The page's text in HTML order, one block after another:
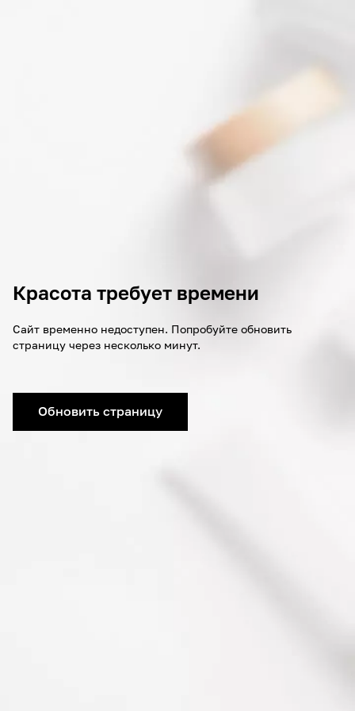
Красота требует времени
Сайт временно недоступен. Попробуйте обновить
страницу через несколько минут.
Обновить страницу